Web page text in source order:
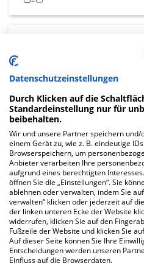
Anästhesie/
Allgemeine-/
und
Mehr
1.7
Ärzte
Datenschutzeinstellungen
Durch Klicken auf die
Standardeinstellung nur für
beibehalten.
Wir und unsere Partner speichern
einem Gerät zu, wie z. B. eindeutige
Browserspeichern, um
Anbieter verarbeiten Ihre
aufgrund eines berechtigten
öffnen Sie die „Einstellungen“. Sie
ablehnen oder verwalten, indem Sie
verwalten“ klicken oder jederzeit auf
der linken unteren Ecke der Website
widerrufen, klicken Sie auf den
Fußzeile der Website und klicken Sie
Auf dieser Seite können Sie Ihre
Entscheidungen werden unseren
Einfluss auf die Browserdaten.